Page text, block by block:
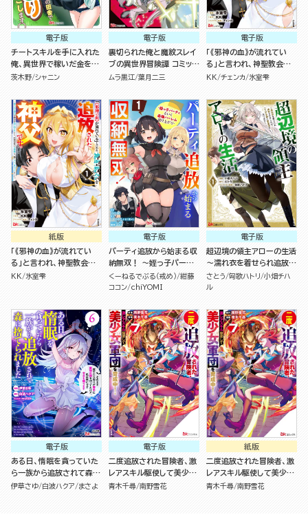
電子版
チートスキルを手に入れた
俺、異世界で稼いだ金を元
に日本の田舎でのんびり過
版）
茨木野 シャニン
電子版
裏切られた俺と魔紋スレイ
ブの異世界冒険譚 コミック
版 （1）
ムラ黒江 葉月二三
電子版
「《邪神の血》が流れてい
る」と言われ、神聖教会を
追放された神父です。 ～理
されたら、信仰対象の女神
様も一緒についてきちゃい
ました～ コミック版 （1）
KK チェンカ 氷室雫
紙版
「《邪神の血》が流れてい
る」と言われ、神聖教会を
追放された神父です。 ～理
様も一緒についてきちゃい
ました～ （１）
KK 氷室雫
電子版
パーティ追放から始まる収
納無双！ ～姪っ子パーテ
ィといく最強ハーレム成り
上がり～ コミック版（分冊
くーねるでぶる（戒め） 紺藤
ココン chiYOMI
電子版
超辺境の領主アローの生活
～濡れ衣を着せられ追放さ
れましたが、二人の女神と
新生活を送ります～ コミッ
さとう 匈歌ハトリ
小畑チハ
ル
電子版
ある日、惰眠を貪っていた
ら一族から追放されて森に
捨てられました そのまま
伊草さゆ 白波ハクア まさよ
電子版
二度追放された冒険者、激
レアスキル駆使して美少女
軍団を育成中！ コミック版
青木千尋 南野雪花
紙版
二度追放された冒険者、激
レアスキル駆使して美少女
軍団を育成中！（７）
青木千尋 南野雪花